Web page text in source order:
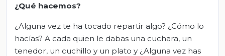
¿Qué hacemos?
¿Alguna vez te ha tocado repartir algo? ¿Cómo lo
hacías? A cada quien le dabas una cuchara, un
tenedor, un cuchillo y un plato y ¿Alguna vez has